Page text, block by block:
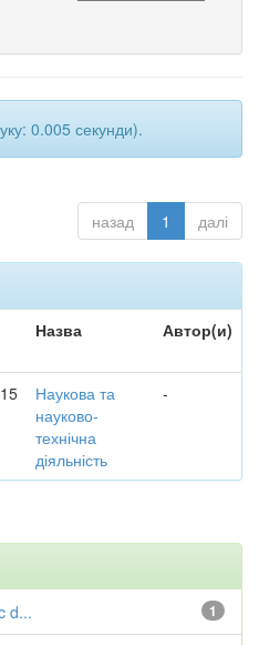
0.005 секунди).
назад 1 далі
Назва Автор(и)
Наукова та
науково-
технічна
діяльність
-
1
d...